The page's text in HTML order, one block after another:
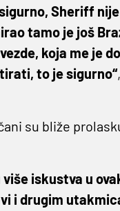
Sheriff
tamo je još
koja me je
to je sigurno“
su bliže
iskustva u
i drugim